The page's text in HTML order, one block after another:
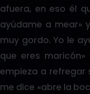
afuera, en eso él
ayúdame a mear»
muy gordo. Yo le
que eres
empieza a
me dice «abre la